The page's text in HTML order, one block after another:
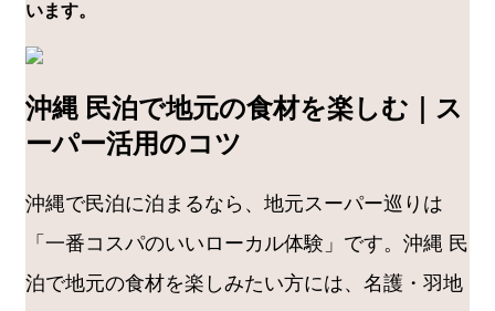
います。
沖縄 民泊で地元の食材を楽しむ｜ス
ーパー活用のコツ
沖縄で民泊に泊まるなら、地元スーパー巡りは
「一番コスパのいいローカル体験」です。沖縄 民
泊で地元の食材を楽しみたい方には、名護・羽地